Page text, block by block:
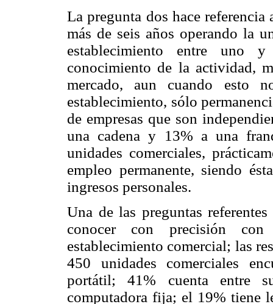
La pregunta dos hace
más de seis años operando la
establecimiento entre uno
conocimiento de la actividad,
mercado, aun cuando esto
establecimiento, sólo
de empresas que son
una cadena y 13% a una
unidades comerciales,
empleo permanente, siendo
ingresos personales.
Una de las preguntas
conocer con precisión
establecimiento comercial; las
450 unidades comerciales
portátil; 41% cuenta entre
computadora fija; el 19% tiene